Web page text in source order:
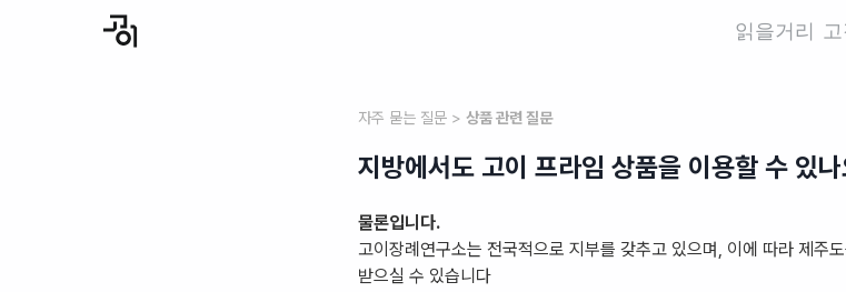
읽을거리 고
자주 묻는 질문 > 상품 관련 질문
지방에서도 고이 프라임 상품을 이용할 수 있
물론입니다.
고이장례연구소는 전국적으로 지부를 갖추고 있으며, 이에 따라 제주
받으실 수 있습니다